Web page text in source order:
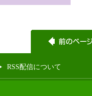
RSS配信について